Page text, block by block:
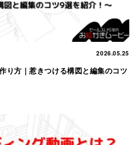
2026.05.25
り方｜惹きつける構図と編集のコツ